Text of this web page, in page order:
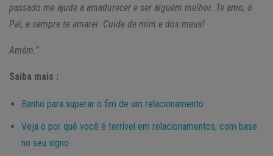
passado me ajude a amadurecer e ser alguém melhor. Te amo, ó
Pai, e sempre te amarei. Cuide de mim e dos meus!
Amém.”
Saiba mais :
Banho para superar o fim de um relacionamento
Veja o por quê você é terrível em relacionamentos, com base
no seu signo